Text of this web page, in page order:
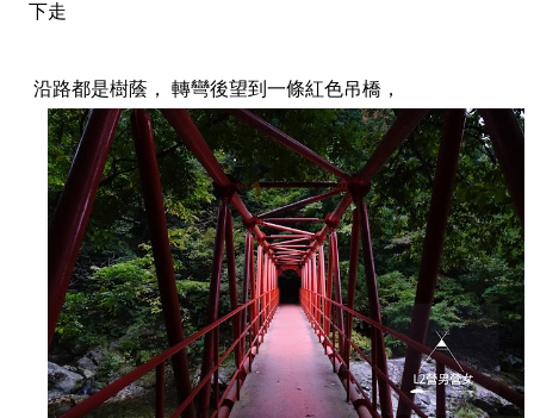
下走
沿路都是樹蔭， 轉彎後望到一條紅色吊橋，